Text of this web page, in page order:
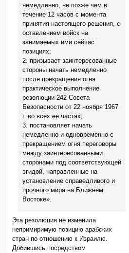
немедленно, не позже чем в
течение 12 часов с момента
принятия настоящего решения, с
оставлением войск на
занимаемых ими сейчас
позициях;
2. призывает заинтересованные
стороны начать немедленно
после прекращения огня
практическое выполнение
резолюции 242 Совета
Безопасности от 22 ноября 1967
г. во всех ее частях;
3. постановляет начать
немедленно и одновременно с
прекращением огня переговоры
между заинтересованными
сторонами под соответствующей
эгидой, направленные на
установление справедливого и
прочного мира на Ближнем
Востоке».
Эта резолюция не изменила
непримиримую позицию арабских
стран по отношению к Израилю.
Добившись посредством